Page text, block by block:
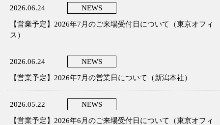
2026.06.24 NEWS
【営業予定】2026年7月のご来場受付日について（東京オフィ
ス）
2026.06.24 NEWS
【営業予定】2026年7月の営業日について（新潟本社）
2026.05.22 NEWS
【営業予定】2026年6月のご来場受付日について（東京オフィ